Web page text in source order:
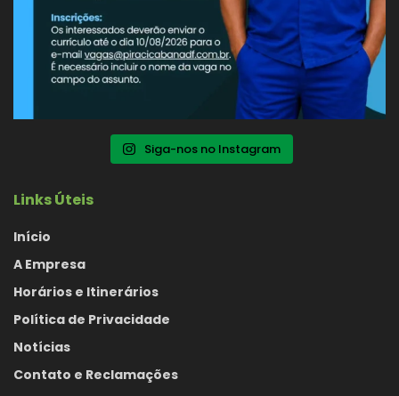
Siga-nos no Instagram
Links Úteis
Início
A Empresa
Horários e Itinerários
Política de Privacidade
Notícias
Contato e Reclamações